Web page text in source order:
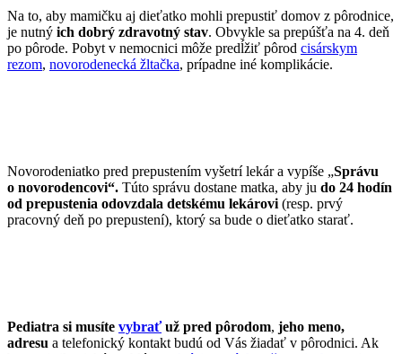
Na to, aby mamičku aj dieťatko mohli prepustiť domov z pôrodnice,
je nutný ich dobrý zdravotný stav. Obvykle sa prepúšťa na 4. deň
po pôrode. Pobyt v nemocnici môže predĺžiť pôrod cisárskym
rezom, novorodenecká žltačka, prípadne iné komplikácie.
Novorodeniatko pred prepustením vyšetrí lekár a vypíše „Správu
o novorodencovi“. Túto správu dostane matka, aby ju do 24 hodín
od prepustenia odovzdala detskému lekárovi (resp. prvý
pracovný deň po prepustení), ktorý sa bude o dieťatko starať.
Pediatra si musíte vybraťuž pred pôrodom, jeho meno,
adresu a telefonický kontakt budú od Vás žiadať v pôrodnici. Ak